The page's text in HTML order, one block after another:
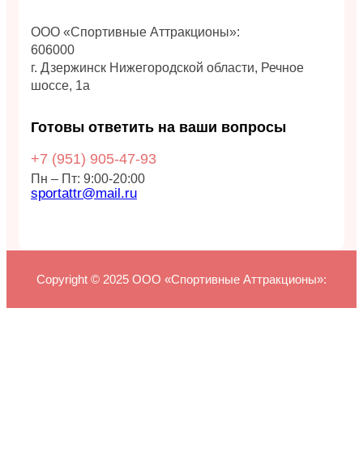
ООО «Спортивные Аттракционы»:
606000
г. Дзержинск Нижегородской области, Речное
шоссе, 1а
Готовы ответить на ваши вопросы
+7 (951) 905-47-93
Пн – Пт: 9:00-20:00
sportattr@mail.ru
Copyright © 2025 ООО «Спортивные Аттракционы»: